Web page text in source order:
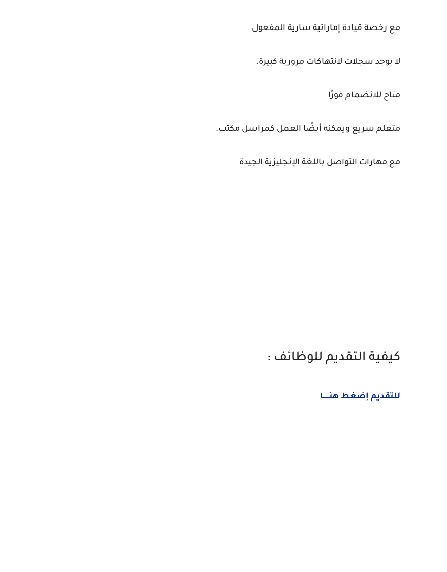
مع رخصة قيادة إماراتية سارية المفعول
لا يوجد سجلات لانتهاكات مرورية كبيرة.
متاح للانضمام فورًا
متعلم سريع ويمكنه أيضًا العمل كمراسل مكتب.
مع مهارات التواصل باللغة الإنجليزية الجيدة
كيفية التقديم للوظائف :
للتقديم إضغط هنــــــا